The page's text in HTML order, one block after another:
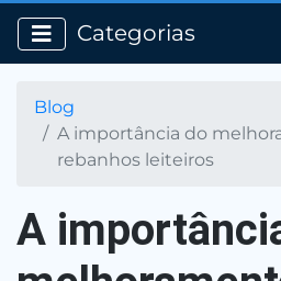
Categorias
Blog
A importância do
rebanhos leiteiros
A